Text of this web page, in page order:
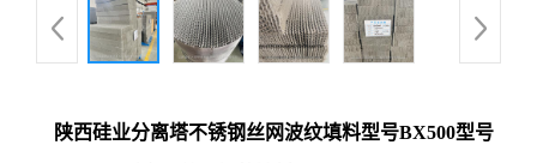
陕西硅业分离塔不锈钢丝网波纹填料型号BX500型号